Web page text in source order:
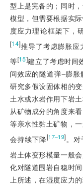
型上是完备的；同时
模型，但需要根据实
度应力理论框架下，
[14]推导了考虑膨胀应
等[15]建立了考虑时间
间效应的隧道弹–膨
研究多假设固体相的
土水或水岩作用下岩
从矿物成分的角度来
等亲水性黏土矿物，
会持续下降[17–19]。
岩土体变形模量一般
化对隧道围岩自稳时
上所述，在湿度应力